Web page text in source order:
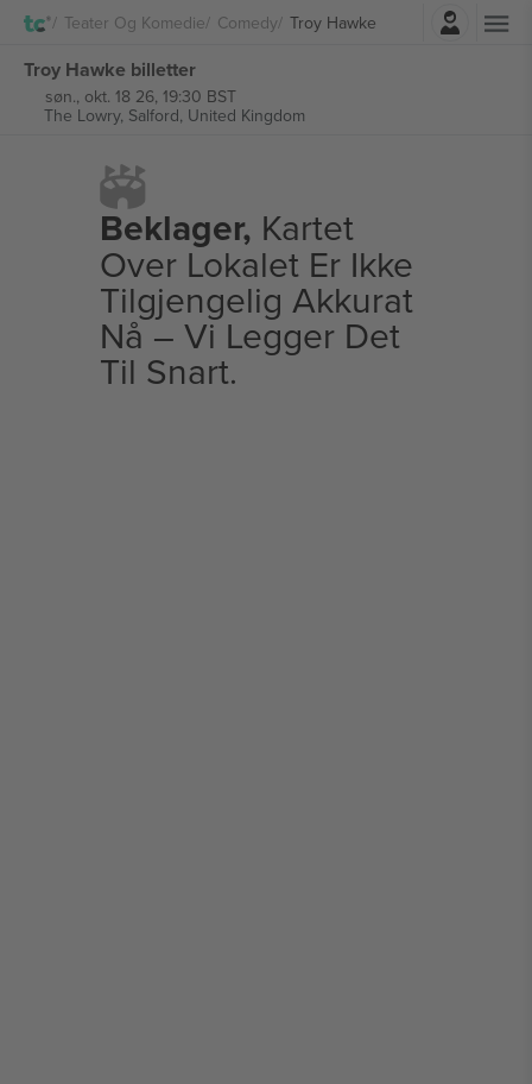
Teater Og Komedie Comedy Troy Hawke
Logg Inn
Troy Hawke billetter
søn., okt. 18 26, 19:30 BST
The Lowry, Salford, United Kingdom
Beklager, Kartet
Over Lokalet Er Ikke
Tilgjengelig Akkurat
Nå – Vi Legger Det
Til Snart.